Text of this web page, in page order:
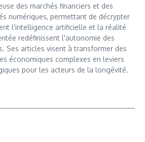
des marchés financiers et des
numériques, permettant de décrypter
l'intelligence artificielle et la réalité
redéfinissent l'autonomie des
Ses articles visent à transformer des
économiques complexes en leviers
pour les acteurs de la longévité.